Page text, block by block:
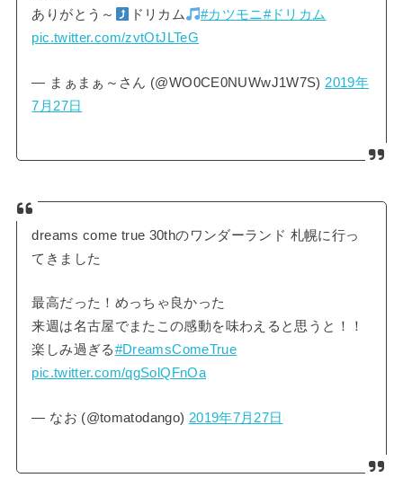
ありがとう～
ドリカム #カツモニ#ドリカム
pic.twitter.com/zvtOtJLTeG
— まぁまぁ～さん (@WO0CE0NUWwJ1W7S) 2019年
7月27日
dreams come true 30thのワンダーランド 札幌に行っ
てきました
最高だった！めっちゃ良かった
来週は名古屋でまたこの感動を味わえると思うと！！
楽しみ過ぎる#DreamsComeTrue
pic.twitter.com/qgSolQFnOa
— なお (@tomatodango) 2019年7月27日